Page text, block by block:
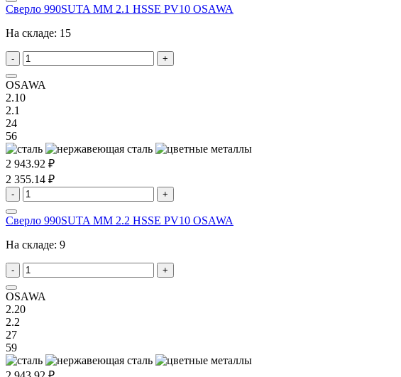
Сверло 990SUTA MM 2.1 HSSE PV10 OSAWA
На складе: 15
- +
OSAWA
2.10
2.1
24
56
2 943.92 ₽
2 355.14 ₽
- +
Сверло 990SUTA MM 2.2 HSSE PV10 OSAWA
На складе: 9
- +
OSAWA
2.20
2.2
27
59